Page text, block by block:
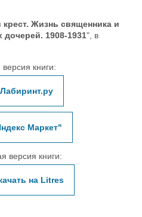
крест. Жизнь священника и
дочерей. 1908-1931", в
книги:
Маркет"
версия книги:
на Litres